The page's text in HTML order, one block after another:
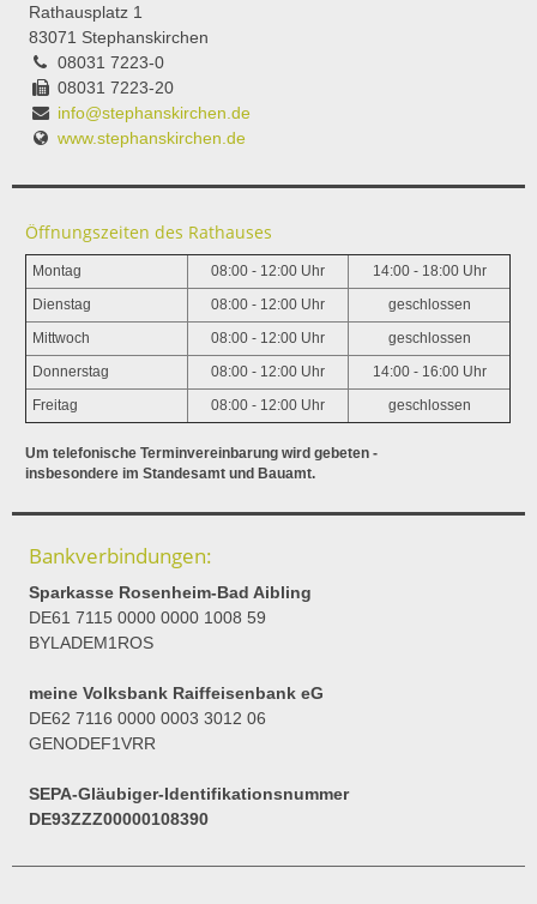
Rathausplatz 1
83071 Stephanskirchen
08031 7223-0
08031 7223-20
info@stephanskirchen.de
www.stephanskirchen.de
Öffnungszeiten des Rathauses
Montag 08:00 - 12:00 Uhr 14:00 - 18:00 Uhr
Dienstag 08:00 - 12:00 Uhr geschlossen
Mittwoch 08:00 - 12:00 Uhr geschlossen
Donnerstag 08:00 - 12:00 Uhr 14:00 - 16:00 Uhr
Freitag 08:00 - 12:00 Uhr geschlossen
Um telefonische Terminvereinbarung wird gebeten -
insbesondere im Standesamt und Bauamt.
Bankverbindungen:
Sparkasse Rosenheim-Bad Aibling
DE61 7115 0000 0000 1008 59
BYLADEM1ROS
meine Volksbank Raiffeisenbank eG
DE62 7116 0000 0003 3012 06
GENODEF1VRR
SEPA-Gläubiger-Identifikationsnummer
DE93ZZZ00000108390